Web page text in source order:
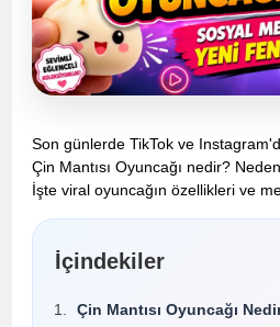
Son günlerde TikTok ve
Çin Mantısı Oyuncağı nedir?
İşte viral oyuncağın özellikleri ve
İçindekiler
Çin Mantısı Oyuncağı